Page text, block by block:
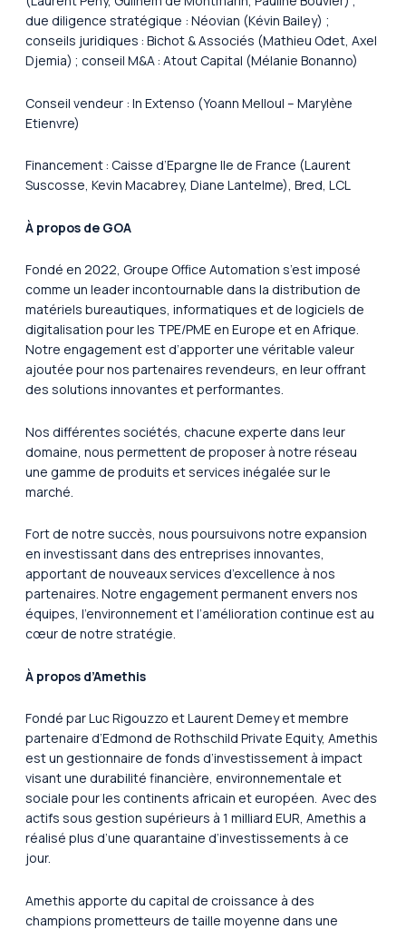
due diligence stratégique : Néovian (Kévin Bailey) ;
conseils juridiques : Bichot & Associés (Mathieu Odet, Axel
Djemia) ; conseil M&A : Atout Capital (Mélanie Bonanno)
Conseil vendeur : In Extenso (Yoann Melloul – Marylène
Etienvre)
Financement : Caisse d’Epargne Ile de France (Laurent
Suscosse, Kevin Macabrey, Diane Lantelme), Bred, LCL
À propos de GOA
Fondé en 2022, Groupe Office Automation s’est imposé
comme un leader incontournable dans la distribution de
matériels bureautiques, informatiques et de logiciels de
digitalisation pour les TPE/PME en Europe et en Afrique.
Notre engagement est d’apporter une véritable valeur
ajoutée pour nos partenaires revendeurs, en leur offrant
des solutions innovantes et performantes.
Nos différentes sociétés, chacune experte dans leur
domaine, nous permettent de proposer à notre réseau
une gamme de produits et services inégalée sur le
marché.
Fort de notre succès, nous poursuivons notre expansion
en investissant dans des entreprises innovantes,
apportant de nouveaux services d’excellence à nos
partenaires. Notre engagement permanent envers nos
équipes, l’environnement et l’amélioration continue est au
cœur de notre stratégie.
À propos d’Amethis
Fondé par Luc Rigouzzo et Laurent Demey et membre
partenaire d’Edmond de Rothschild Private Equity, Amethis
est un gestionnaire de fonds d’investissement à impact
visant une durabilité financière, environnementale et
sociale pour les continents africain et européen. Avec des
actifs sous gestion supérieurs à 1 milliard EUR, Amethis a
réalisé plus d’une quarantaine d’investissements à ce
jour.
Amethis apporte du capital de croissance à des
champions prometteurs de taille moyenne dans une